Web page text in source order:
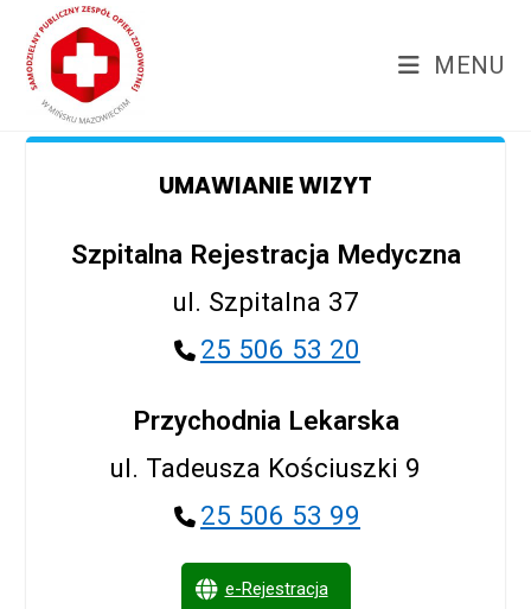
treści
content
MENU
UMAWIANIE WIZYT
Szpitalna Rejestracja Medyczna
ul. Szpitalna 37
25 506 53 20
Przychodnia Lekarska
ul. Tadeusza Kościuszki 9
25 506 53 99
e-Rejestracja